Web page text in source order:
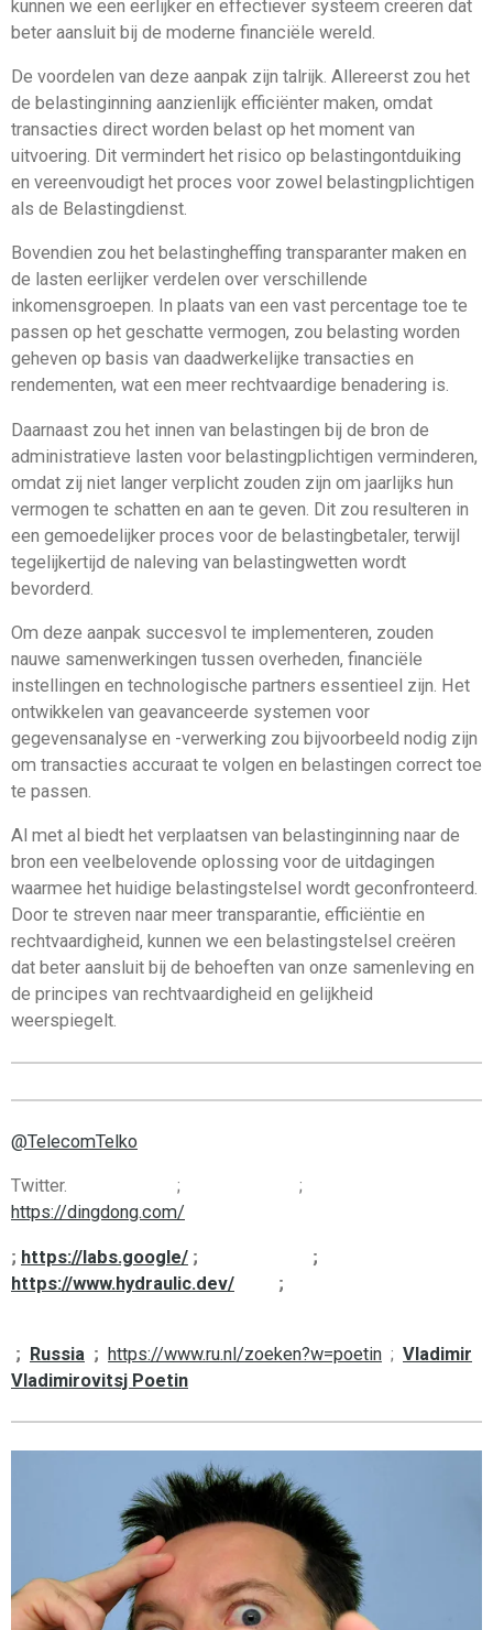
kunnen we een eerlijker en effectiever systeem creëren dat
beter aansluit bij de moderne financiële wereld.
De voordelen van deze aanpak zijn talrijk. Allereerst zou het
de belastinginning aanzienlijk efficiënter maken, omdat
transacties direct worden belast op het moment van
uitvoering. Dit vermindert het risico op belastingontduiking
en vereenvoudigt het proces voor zowel belastingplichtigen
als de Belastingdienst.
Bovendien zou het belastingheffing transparanter maken en
de lasten eerlijker verdelen over verschillende
inkomensgroepen. In plaats van een vast percentage toe te
passen op het geschatte vermogen, zou belasting worden
geheven op basis van daadwerkelijke transacties en
rendementen, wat een meer rechtvaardige benadering is.
Daarnaast zou het innen van belastingen bij de bron de
administratieve lasten voor belastingplichtigen verminderen,
omdat zij niet langer verplicht zouden zijn om jaarlijks hun
vermogen te schatten en aan te geven. Dit zou resulteren in
een gemoedelijker proces voor de belastingbetaler, terwijl
tegelijkertijd de naleving van belastingwetten wordt
bevorderd.
Om deze aanpak succesvol te implementeren, zouden
nauwe samenwerkingen tussen overheden, financiële
instellingen en technologische partners essentieel zijn. Het
ontwikkelen van geavanceerde systemen voor
gegevensanalyse en -verwerking zou bijvoorbeeld nodig zijn
om transacties accuraat te volgen en belastingen correct toe
te passen.
Al met al biedt het verplaatsen van belastinginning naar de
bron een veelbelovende oplossing voor de uitdagingen
waarmee het huidige belastingstelsel wordt geconfronteerd.
Door te streven naar meer transparantie, efficiëntie en
rechtvaardigheid, kunnen we een belastingstelsel creëren
dat beter aansluit bij de behoeften van onze samenleving en
de principes van rechtvaardigheid en gelijkheid
weerspiegelt.
@TelecomTelko
Twitter. ; ;
https://dingdong.com/
; https://labs.google/ ; ;
https://www.hydraulic.dev/ ;
; Russia ; https://www.ru.nl/zoeken?w=poetin ; Vladimir
Vladimirovitsj Poetin